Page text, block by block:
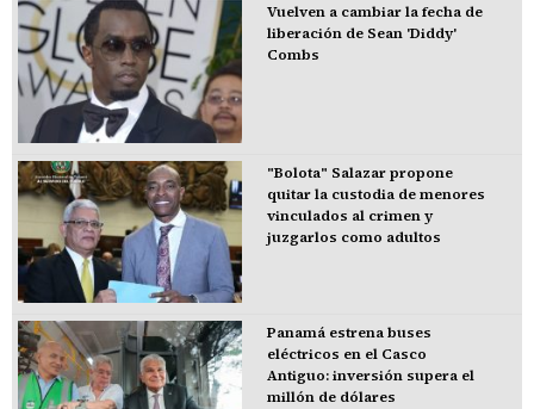
Vuelven a cambiar la fecha de
liberación de Sean 'Diddy'
Combs
"Bolota" Salazar propone
quitar la custodia de menores
vinculados al crimen y
juzgarlos como adultos
Panamá estrena buses
eléctricos en el Casco
Antiguo: inversión supera el
millón de dólares